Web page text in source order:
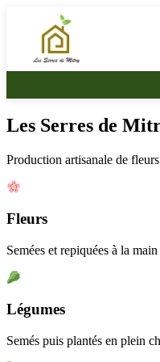
Les Serres de
Production artisanale de
Fleurs
Semées et repiquées à la
Légumes
Semés puis plantés en plein